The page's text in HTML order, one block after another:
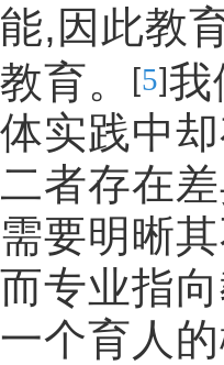
能, 因此教
教育。
[5]我
体实践中
二者存在
需要明晰
而专业指
一个育人